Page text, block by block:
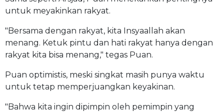
untuk meyakinkan rakyat.
"Bersama dengan rakyat, kita Insyaallah akan
menang. Ketuk pintu dan hati rakyat hanya dengan
rakyat kita bisa menang," tegas Puan.
Puan optimistis, meski singkat masih punya waktu
untuk tetap memperjuangkan keyakinan.
"Bahwa kita ingin dipimpin oleh pemimpin yang